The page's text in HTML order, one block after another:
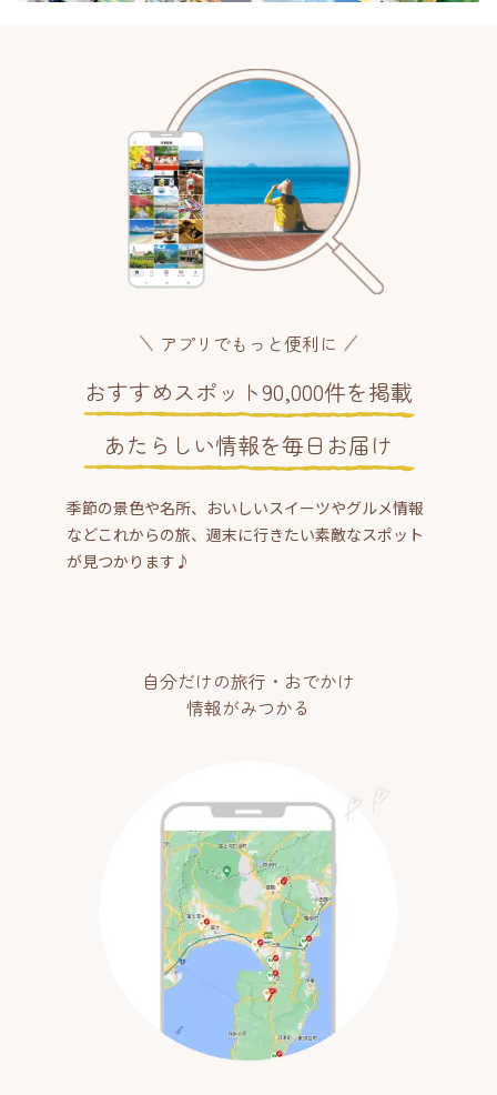
アプリでもっと便利に
おすすめスポット90,000件を掲載
あたらしい情報を毎日お届け
季節の景色や名所、おいしいスイーツやグルメ情報
などこれからの旅、週末に行きたい素敵なスポット
が見つかります♪
自分だけの旅行・おでかけ
情報がみつかる